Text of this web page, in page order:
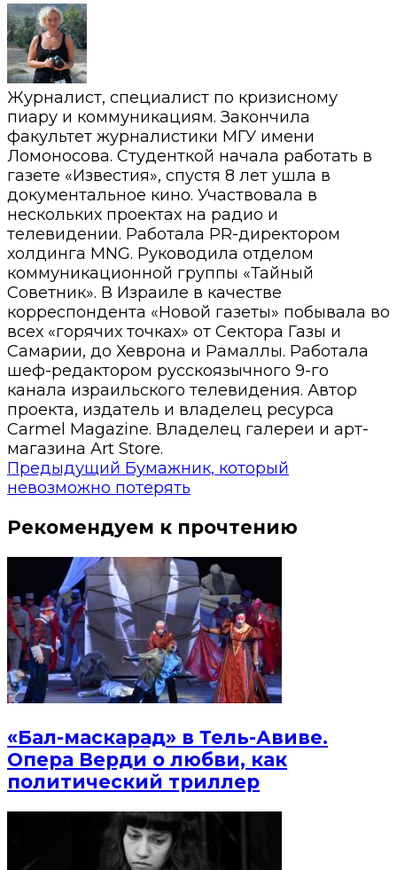
Журналист, специалист по кризисному
пиару и коммуникациям. Закончила
факультет журналистики МГУ имени
Ломоносова. Студенткой начала работать в
газете «Известия», спустя 8 лет ушла в
документальное кино. Участвовала в
нескольких проектах на радио и
телевидении. Работала PR-директором
холдинга MNG. Руководила отделом
коммуникационной группы «Тайный
Советник». В Израиле в качестве
корреспондента «Новой газеты» побывала во
всех «горячих точках» от Сектора Газы и
Самарии, до Хеврона и Рамаллы. Работала
шеф-редактором русскоязычного 9-го
канала израильского телевидения. Автор
проекта, издатель и владелец ресурса
Carmel Magazine. Владелец галереи и арт-
магазина Art Store.
Предыдущий Бумажник, который
невозможно потерять
Рекомендуем к прочтению
«Бал-маскарад» в Тель-Авиве.
Опера Верди о любви, как
политический триллер